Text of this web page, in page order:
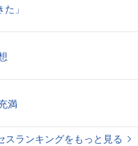
」
満
スランキングをもっと見る